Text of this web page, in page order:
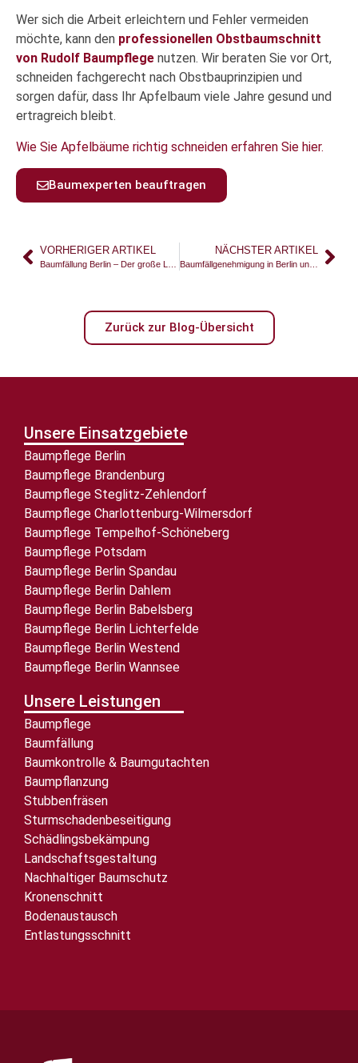
Wer sich die Arbeit erleichtern und Fehler vermeiden
möchte, kann den professionellen Obstbaumschnitt
von Rudolf Baumpflege nutzen. Wir beraten Sie vor Ort,
schneiden fachgerecht nach Obstbauprinzipien und
sorgen dafür, dass Ihr Apfelbaum viele Jahre gesund und
ertragreich bleibt.
Wie Sie Apfelbäume richtig schneiden erfahren Sie hier.
Baumexperten beauftragen
VORHERIGER ARTIKEL NÄCHSTER ARTIKEL
Baumfällgenehmigung in Berlin und Brandenburg – Was ist erlaubt?
Zurück zur Blog-Übersicht
Unsere Einsatzgebiete
Baumpflege Berlin
Baumpflege Brandenburg
Baumpflege Steglitz-Zehlendorf
Baumpflege Charlottenburg-Wilmersdorf
Baumpflege Tempelhof-Schöneberg
Baumpflege Potsdam
Baumpflege Berlin Spandau
Baumpflege Berlin Dahlem
Baumpflege Berlin Babelsberg
Baumpflege Berlin Lichterfelde
Baumpflege Berlin Westend
Baumpflege Berlin Wannsee
Unsere Leistungen
Baumpflege
Baumfällung
Baumkontrolle & Baumgutachten
Baumpflanzung
Stubbenfräsen
Sturmschadenbeseitigung
Schädlingsbekämpung
Landschaftsgestaltung
Nachhaltiger Baumschutz
Kronenschnitt
Bodenaustausch
Entlastungsschnitt